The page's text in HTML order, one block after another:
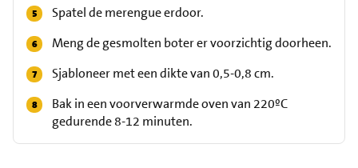
Spatel de merengue erdoor.
Meng de gesmolten boter er voorzichtig doorheen.
Sjabloneer met een dikte van 0,5-0,8 cm.
Bak in een voorverwarmde oven van 220ºC
gedurende 8-12 minuten.